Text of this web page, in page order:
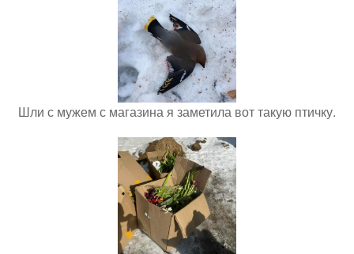
Шли с мужем с магазина я заметила вот такую птичку.